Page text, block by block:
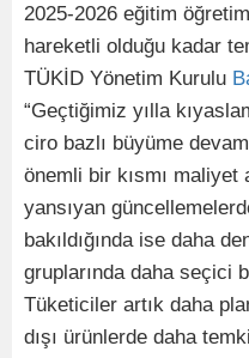
2025-2026 eğitim
hareketli olduğu kadar
TÜKİD Yönetim Kurulu
“Geçtiğimiz yılla
ciro bazlı büyüme
önemli bir kısmı maliyet
yansıyan
bakıldığında ise daha
gruplarında daha seçici
Tüketiciler artık daha
dışı ürünlerde daha